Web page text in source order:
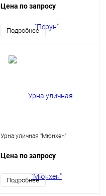
Цена по запросу
Подробнее
Урна уличная "Мюнхен"
Цена по запросу
Подробнее